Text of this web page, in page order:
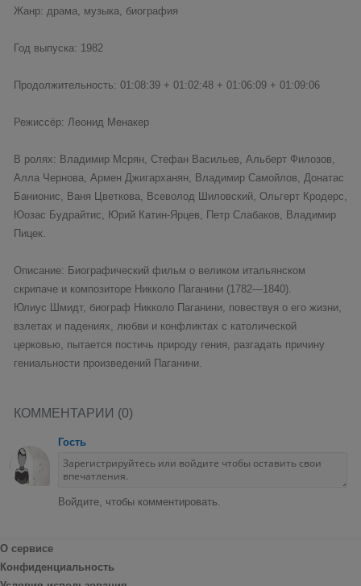
Жанр: драма, музыка, биография
Год выпуска: 1982
Продолжительность: 01:08:39 + 01:02:48 + 01:06:09 + 01:09:06
Режиссёр: Леонид Менакер
В ролях: Владимир Мсрян, Стефан Васильев, Альберт Филозов,
Алла Чернова, Армен Джигарханян, Владимир Самойлов, Донатас
Банионис, Ваня Цветкова, Всеволод Шиловский, Ольгерт Кродерс,
Юозас Будрайтис, Юрий Катин-Ярцев, Петр Слабаков, Владимир
Пицек.
Описание: Биографический фильм о великом итальянском
скрипаче и композиторе Никколо Паганини (1782—1840).
Юлиус Шмидт, биограф Никколо Паганини, повествуя о его жизни,
взлетах и падениях, любви и конфликтах с католической
церковью, пытается постичь природу гения, разгадать причину
гениальности произведений Паганини.
КОММЕНТАРИИ (0)
Гость
Войдите, чтобы комментировать.
О сервисе
Конфиденциальность